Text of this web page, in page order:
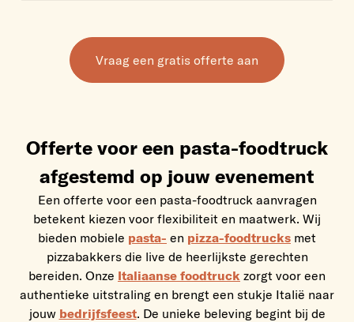
Offerte voor een pasta-foodtruck
afgestemd op jouw evenement
Een offerte voor een pasta-foodtruck aanvragen
betekent kiezen voor flexibiliteit en maatwerk. Wij
bieden mobiele pasta- en pizza-foodtrucks met
pizzabakkers die live de heerlijkste gerechten
bereiden. Onze Italiaanse foodtruck zorgt voor een
authentieke uitstraling en brengt een stukje Italië naar
jouw bedrijfsfeest. De unieke beleving begint bij de